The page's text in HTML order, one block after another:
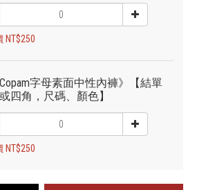
NT$250
字母素面中性內褲》【結單
四角，尺碼、顏色】
NT$250